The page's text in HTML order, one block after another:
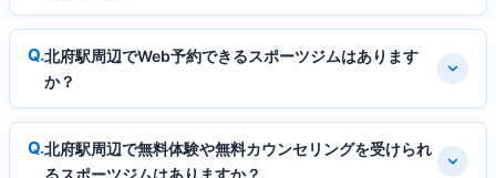
北府駅周辺でWeb予約できるスポーツジムはあります
か？
北府駅周辺で無料体験や無料カウンセリングを受けられ